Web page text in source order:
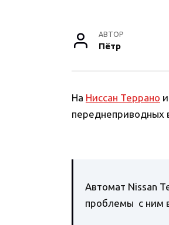
АВТОР
Пётр
На Ниссан Террано
переднеприводных
Автомат Nissan
проблемы с ним